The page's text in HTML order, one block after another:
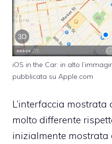
iOS in the Car: in alto
pubblicata su Apple.com
L’interfaccia
molto differente
inizialmente mostrata